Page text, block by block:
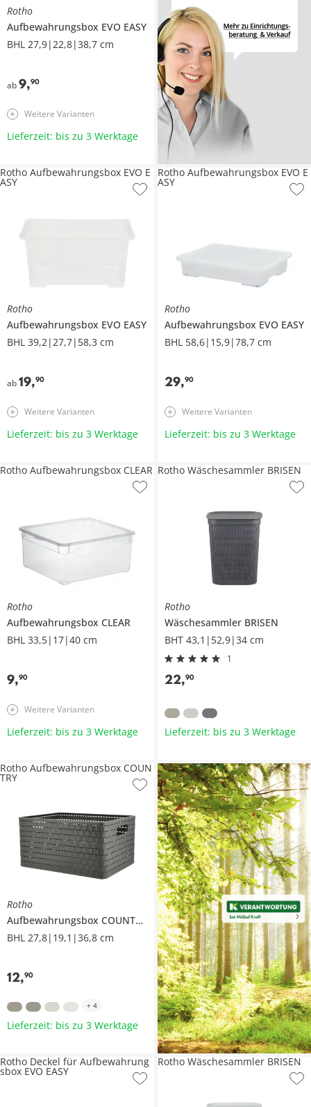
Rotho
Aufbewahrungsbox EVO EASY
BHL 27,9|22,8|38,7 cm
ab9,90
Weitere Varianten
Lieferzeit: bis zu 3 Werktage
Rotho
Aufbewahrungsbox EVO EASY
BHL 39,2|27,7|58,3 cm
ab19,90
Rotho Aufbewahrungsbox EVO E
ASY
Weitere Varianten
Lieferzeit: bis zu 3 Werktage
Rotho
Aufbewahrungsbox EVO EASY
BHL 58,6|15,9|78,7 cm
29,90
Rotho Aufbewahrungsbox EVO E
ASY
Weitere Varianten
Lieferzeit: bis zu 3 Werktage
Rotho
Aufbewahrungsbox CLEAR
BHL 33,5|17|40 cm
9,90
Rotho Aufbewahrungsbox CLEAR
Weitere Varianten
Lieferzeit: bis zu 3 Werktage
Rotho
Wäschesammler BRISEN
BHT 43,1|52,9|34 cm
1
22,90
Rotho Wäschesammler BRISEN
Lieferzeit: bis zu 3 Werktage
Rotho
Aufbewahrungsbox COUNTRY
BHL 27,8|19,1|36,8 cm
12,90
Rotho Aufbewahrungsbox COUN
TRY
+ 4
Lieferzeit: bis zu 3 Werktage
Rotho Deckel für Aufbewahrung
sbox EVO EASY
Rotho Wäschesammler BRISEN